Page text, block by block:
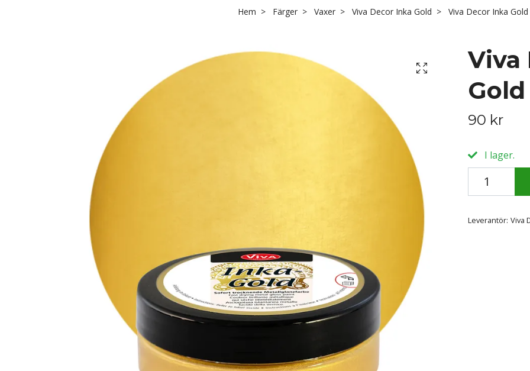
Hem Färger Vaxer Viva Decor Inka Gold Viva Decor Inka Gold
Viva
Gold
90 kr
I lager.
Leverantör: Viva